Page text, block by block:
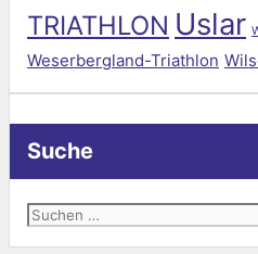
TRIATHLON Uslar
Weserbergland-Triathlon
Suche
Suchen